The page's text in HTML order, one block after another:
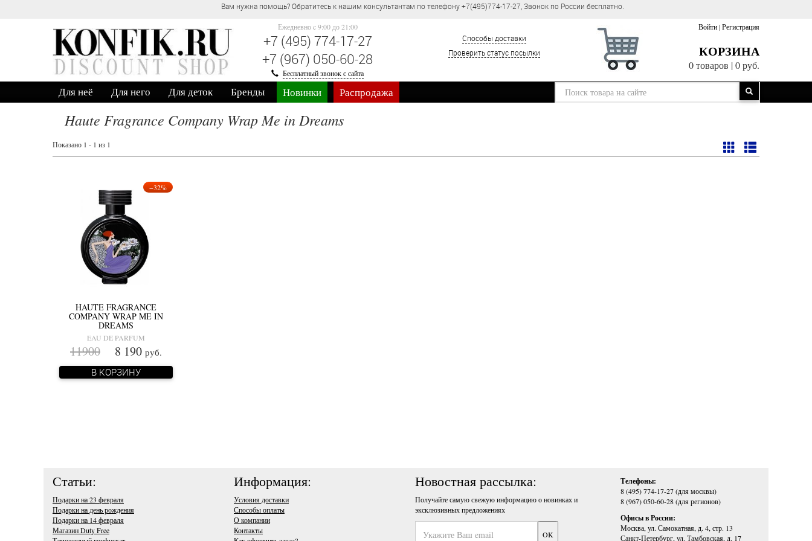
Вам нужна помощь? Обратитесь к нашим консультантам по телефону +7(495)774-17-27, Звонок по России бесплатно.
Ежедневно c 9:00 до 21:00
+7 (495) 774-17-27
+7 (967) 050-60-28
Бесплатный звонок с сайта
Способы доставки
Проверить статус посылки
Войти|Регистрация
КОРЗИНА
0 товаров |0 руб.
Для неё Для него Для деток Бренды Новинки Распродажа
Haute Fragrance Company Wrap Me in Dreams
Показано 1 - 1 из 1
−32%
HAUTE FRAGRANCE
COMPANY WRAP ME IN
DREAMS
EAU DE PARFUM
11900 8 190 руб.
В КОРЗИНУ
Статьи:
Подарки на 23 февраля
Подарки на день рождения
Подарки на 14 февраля
Магазин Duty Free
Информация:
Условия доставки
Способы оплаты
О компании
Контакты
Новостная рассылка:
Получайте самую свежую информацию о новинках и
эксклюзивных предложениях
Телефоны:
8 (495) 774-17-27 (для москвы)
8 (967) 050-60-28 (для регионов)
Офисы в России:
Москва, ул. Самокатная, д. 4, стр. 13
Санкт-Петербург, ул. Тамбовская, д. 17